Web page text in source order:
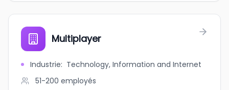
Multiplayer
Industrie: Technology, Information and Internet
51-200 employés